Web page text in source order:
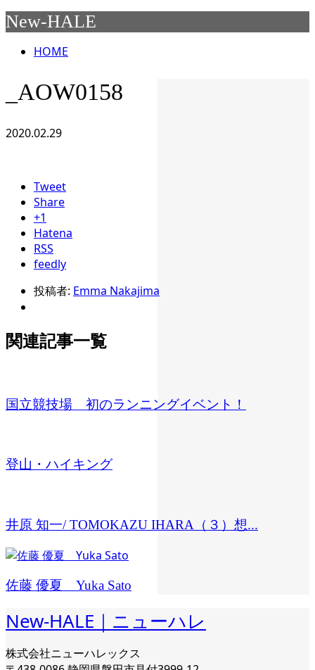
New-HALE
HOME
_AOW0158
2020.02.29
Tweet
Share
+1
Hatena
RSS
feedly
投稿者: Emma Nakajima
関連記事一覧
国立競技場 初のランニングイベント！
登山・ハイキング
井原 知一/ TOMOKAZU IHARA（３）想...
佐藤 優夏 Yuka Sato
New-HALE｜ニューハレ
株式会社ニューハレックス